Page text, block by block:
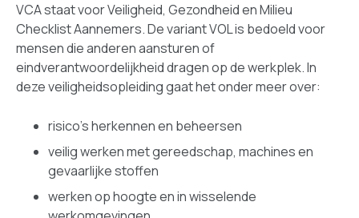
VCA staat voor Veiligheid, Gezondheid en Milieu
Checklist Aannemers. De variant VOL is bedoeld voor
mensen die anderen aansturen of
eindverantwoordelijkheid dragen op de werkplek. In
deze veiligheidsopleiding gaat het onder meer over:
risico's herkennen en beheersen
veilig werken met gereedschap, machines en
gevaarlijke stoffen
werken op hoogte en in wisselende